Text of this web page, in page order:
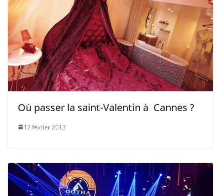
Où passer la saint-Valentin à Cannes ?
12 février 2013